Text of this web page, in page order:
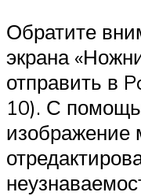
Обратите
экрана
отправить в
10). С
изображение